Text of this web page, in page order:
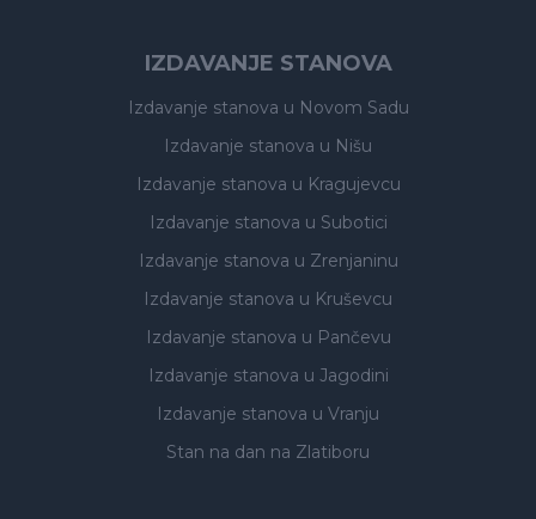
IZDAVANJE STANOVA
Izdavanje stanova u Novom Sadu
Izdavanje stanova u Nišu
Izdavanje stanova u Kragujevcu
Izdavanje stanova u Subotici
Izdavanje stanova u Zrenjaninu
Izdavanje stanova u Kruševcu
Izdavanje stanova u Pančevu
Izdavanje stanova u Jagodini
Izdavanje stanova u Vranju
Stan na dan na Zlatiboru